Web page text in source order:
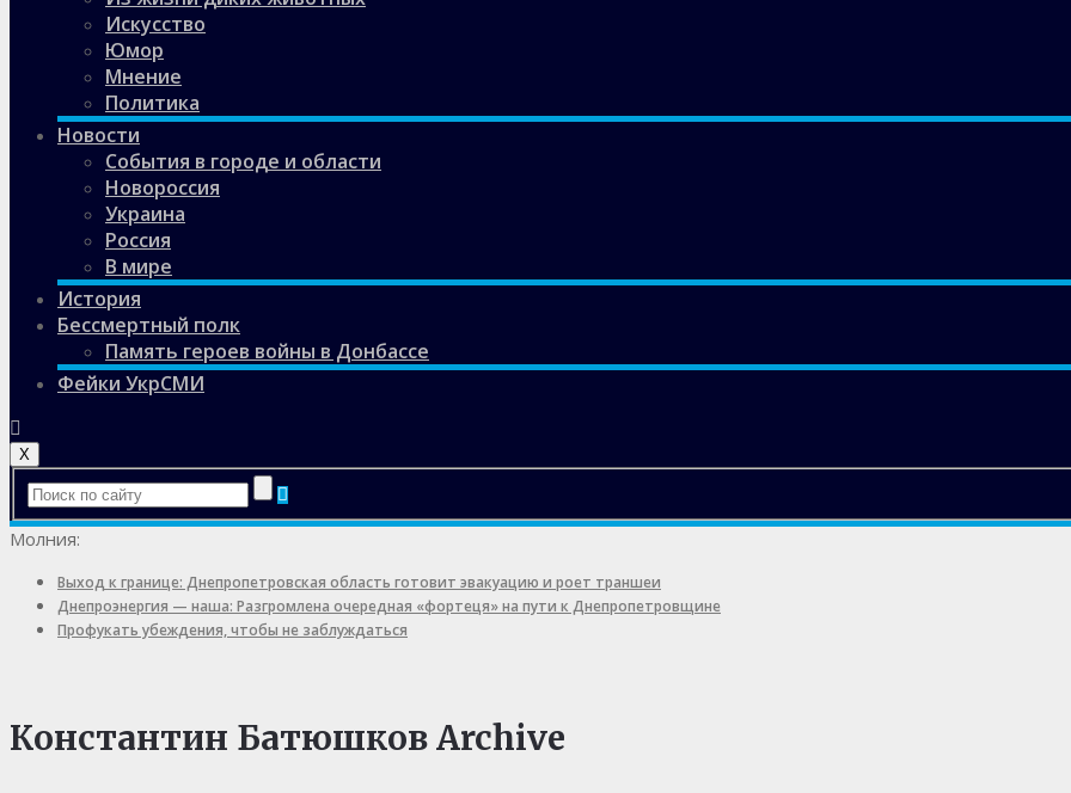
Искусство
Юмор
Мнение
Политика
Новости
События в городе и области
Новороссия
Украина
Россия
В мире
История
Бессмертный полк
Память героев войны в Донбассе
Фейки УкрСМИ
X
Молния:
Выход к границе: Днепропетровская область готовит эвакуацию и роет траншеи
Днепроэнергия — наша: Разгромлена очередная «фортеця» на пути к Днепропетровщине
Профукать убеждения, чтобы не заблуждаться
Константин Батюшков Archive